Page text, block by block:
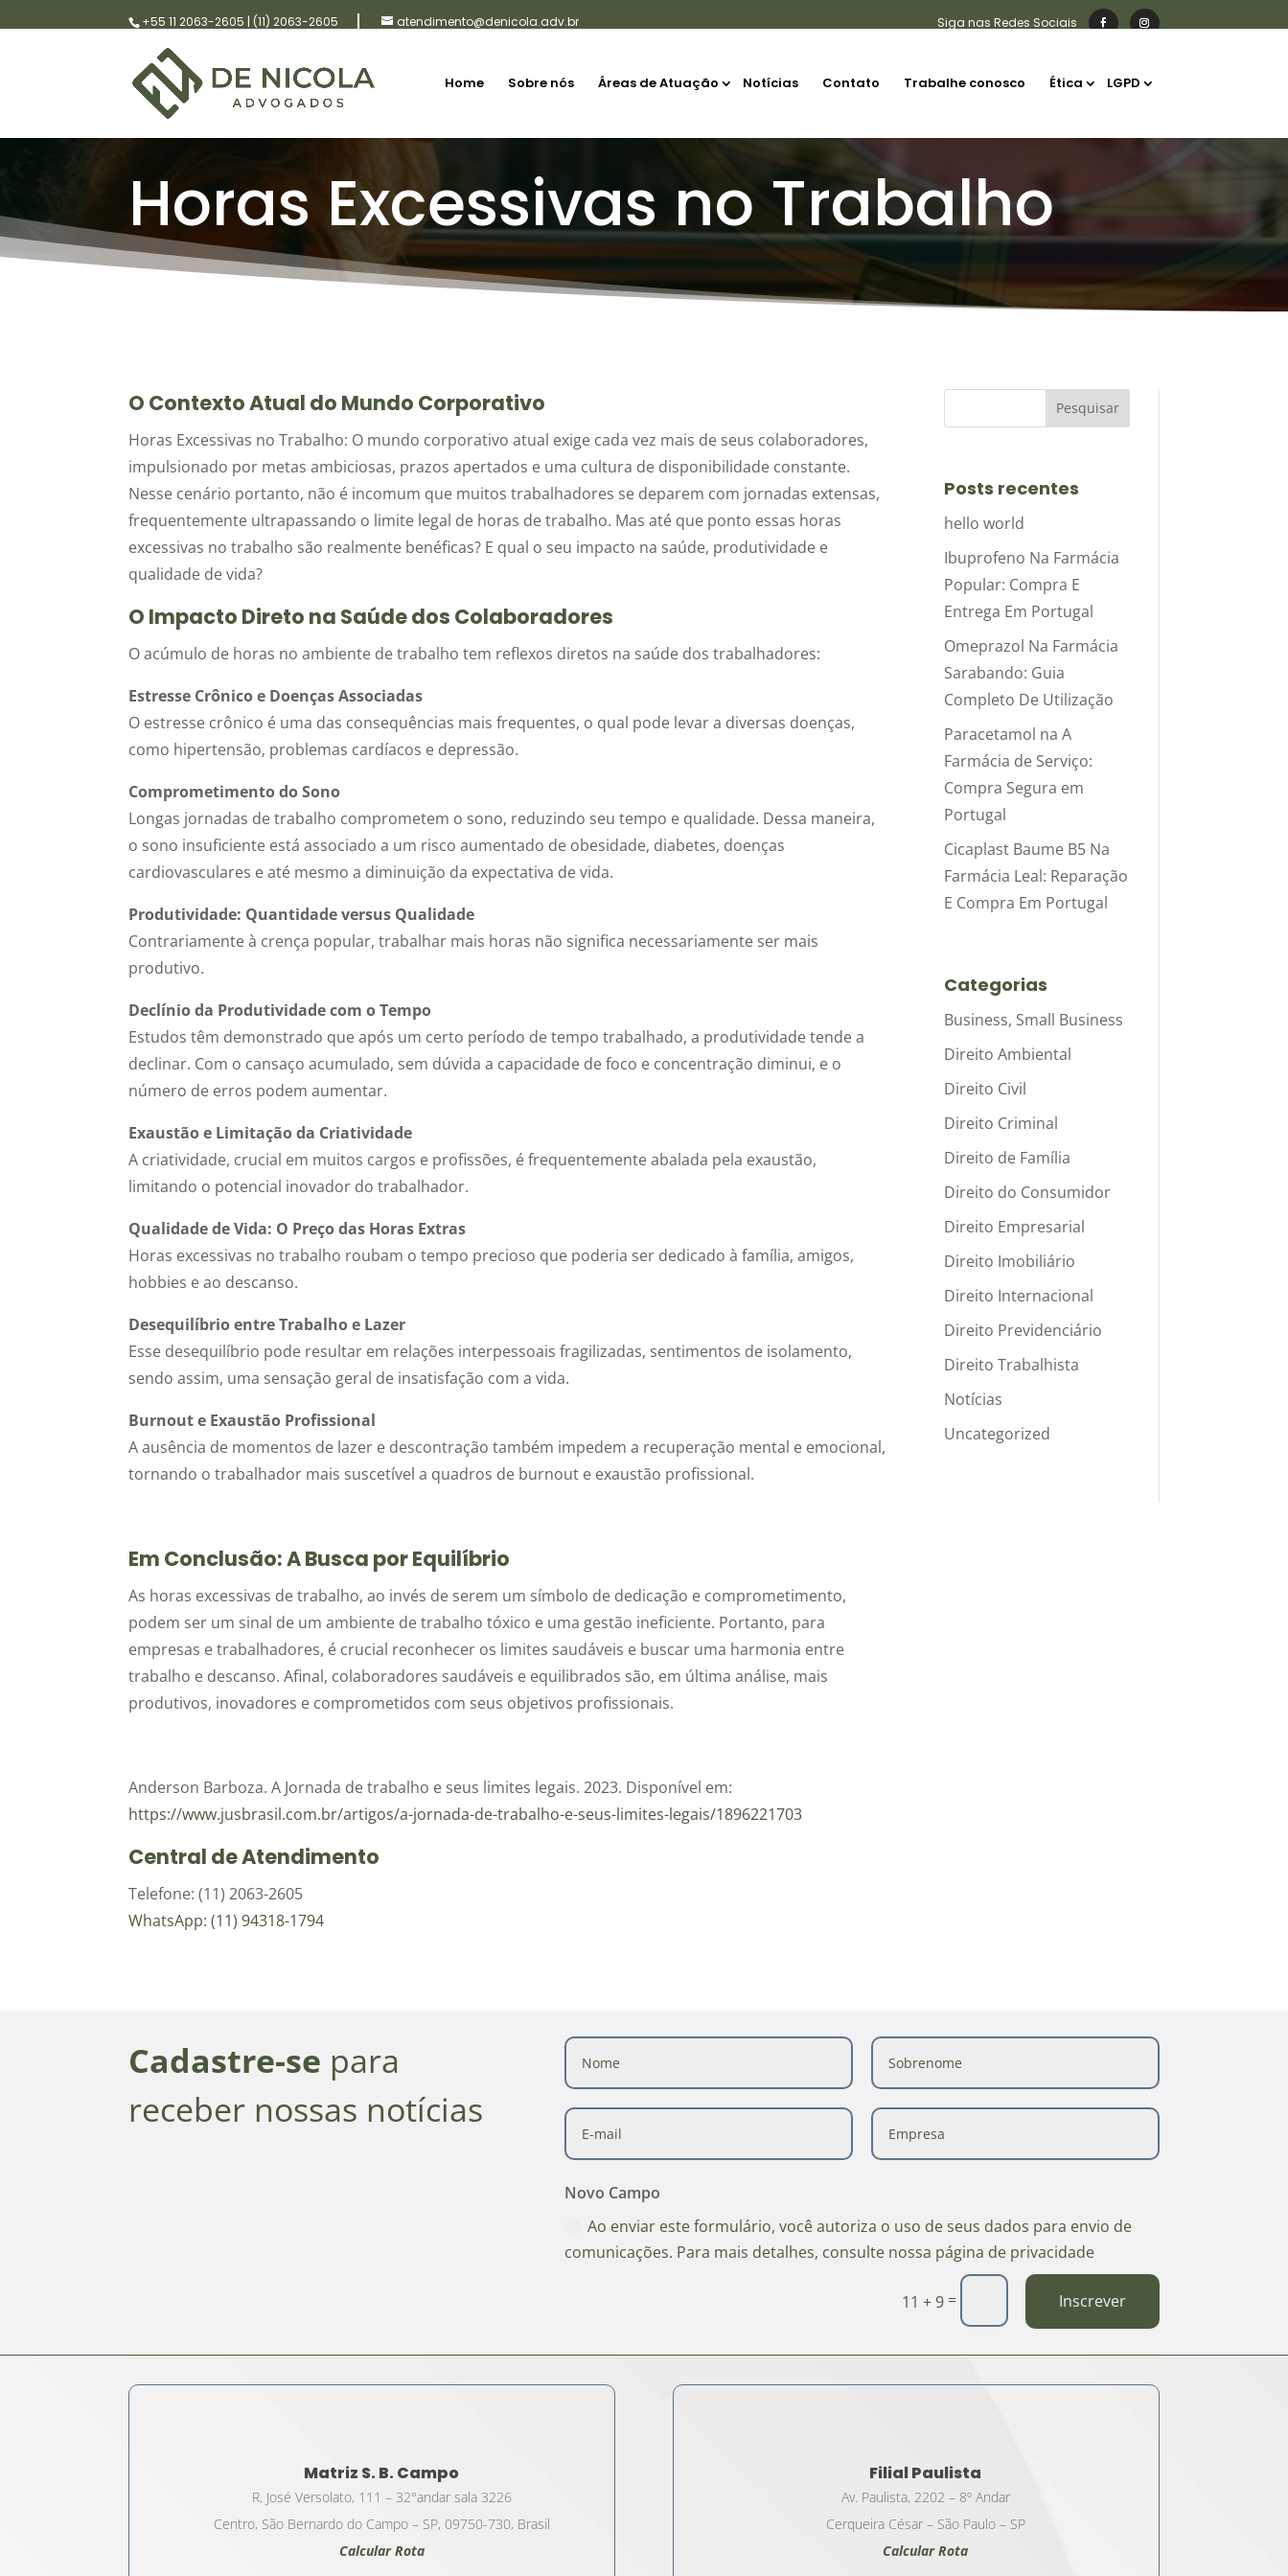
+55 11 2063-2605 | (11) 2063-2605 atendimento@denicola.adv.br
Home Sobre nós Áreas de Atuação Notícias Contato Trabalhe conosco Ética LGPD
Horas Excessivas no Trabalho
O Contexto Atual do Mundo Corporativo
Horas Excessivas no Trabalho: O mundo corporativo atual exige cada vez mais de seus colaboradores,
impulsionado por metas ambiciosas, prazos apertados e uma cultura de disponibilidade constante.
Nesse cenário portanto, não é incomum que muitos trabalhadores se deparem com jornadas extensas,
frequentemente ultrapassando o limite legal de horas de trabalho. Mas até que ponto essas horas
excessivas no trabalho são realmente benéficas? E qual o seu impacto na saúde, produtividade e
qualidade de vida?
O Impacto Direto na Saúde dos Colaboradores
O acúmulo de horas no ambiente de trabalho tem reflexos diretos na saúde dos trabalhadores:
Estresse Crônico e Doenças Associadas
O estresse crônico é uma das consequências mais frequentes, o qual pode levar a diversas doenças,
como hipertensão, problemas cardíacos e depressão.
Comprometimento do Sono
Longas jornadas de trabalho comprometem o sono, reduzindo seu tempo e qualidade. Dessa maneira,
o sono insuficiente está associado a um risco aumentado de obesidade, diabetes, doenças
cardiovasculares e até mesmo a diminuição da expectativa de vida.
Produtividade: Quantidade versus Qualidade
Contrariamente à crença popular, trabalhar mais horas não significa necessariamente ser mais
produtivo.
Declínio da Produtividade com o Tempo
Estudos têm demonstrado que após um certo período de tempo trabalhado, a produtividade tende a
declinar. Com o cansaço acumulado, sem dúvida a capacidade de foco e concentração diminui, e o
número de erros podem aumentar.
Exaustão e Limitação da Criatividade
A criatividade, crucial em muitos cargos e profissões, é frequentemente abalada pela exaustão,
limitando o potencial inovador do trabalhador.
Qualidade de Vida: O Preço das Horas Extras
Horas excessivas no trabalho roubam o tempo precioso que poderia ser dedicado à família, amigos,
hobbies e ao descanso.
Desequilíbrio entre Trabalho e Lazer
Esse desequilíbrio pode resultar em relações interpessoais fragilizadas, sentimentos de isolamento,
sendo assim, uma sensação geral de insatisfação com a vida.
Burnout e Exaustão Profissional
A ausência de momentos de lazer e descontração também impedem a recuperação mental e emocional,
tornando o trabalhador mais suscetível a quadros de burnout e exaustão profissional.
Em Conclusão: A Busca por Equilíbrio
As horas excessivas de trabalho, ao invés de serem um símbolo de dedicação e comprometimento,
podem ser um sinal de um ambiente de trabalho tóxico e uma gestão ineficiente. Portanto, para
empresas e trabalhadores, é crucial reconhecer os limites saudáveis e buscar uma harmonia entre
trabalho e descanso. Afinal, colaboradores saudáveis e equilibrados são, em última análise, mais
produtivos, inovadores e comprometidos com seus objetivos profissionais.
Anderson Barboza. A Jornada de trabalho e seus limites legais. 2023. Disponível em:
https://www.jusbrasil.com.br/artigos/a-jornada-de-trabalho-e-seus-limites-legais/1896221703
Central de Atendimento
Telefone: (11) 2063-2605
WhatsApp: (11) 94318-1794
Posts recentes
hello world
Ibuprofeno Na Farmácia
Popular: Compra E
Entrega Em Portugal
Omeprazol Na Farmácia
Sarabando: Guia
Completo De Utilização
Paracetamol na A
Farmácia de Serviço:
Compra Segura em
Portugal
Cicaplast Baume B5 Na
Farmácia Leal: Reparação
E Compra Em Portugal
Categorias
Business, Small Business
Direito Ambiental
Direito Civil
Direito Criminal
Direito de Família
Direito do Consumidor
Direito Empresarial
Direito Imobiliário
Direito Internacional
Direito Previdenciário
Direito Trabalhista
Notícias
Uncategorized
Cadastre-se para
receber nossas notícias
Novo Campo
Ao enviar este formulário, você autoriza o uso de seus dados para envio de
comunicações. Para mais detalhes, consulte nossa página de privacidade
11 + 9= Inscrever
Matriz S. B. Campo
R. José Versolato, 111 – 32°andar sala 3226
Centro, São Bernardo do Campo – SP, 09750-730, Brasil
Calcular Rota
Filial Paulista
Av. Paulista, 2202 – 8º Andar
Cerqueira César – São Paulo – SP
Calcular Rota